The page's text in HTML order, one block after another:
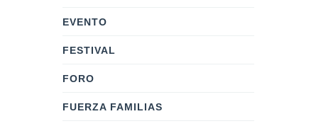
EVENTO
FESTIVAL
FORO
FUERZA FAMILIAS